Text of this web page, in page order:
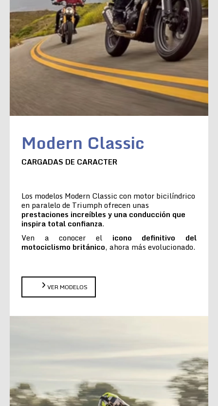
Modern Classic
CARGADAS DE CARACTER
Los modelos Modern Classic con motor bicilíndrico
en paralelo de Triumph ofrecen unas
prestaciones increíbles y una conducción que
inspira total confianza.
Ven a conocer el icono definitivo del
motociclismo británico, ahora más evolucionado.
VER MODELOS